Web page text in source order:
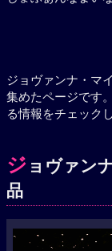
ジョヴァンナ・マ
集めたページです
る情報をチェック
ジ ョヴァン
品